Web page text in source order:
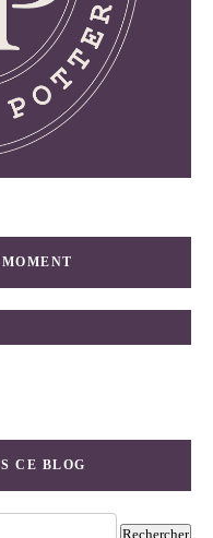
CE BLOG